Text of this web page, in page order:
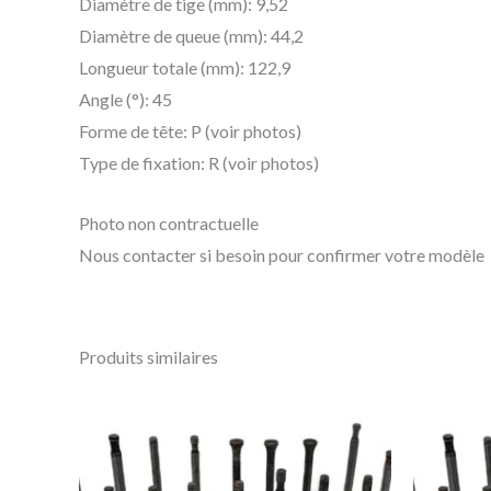
Diamètre de queue (mm): 44,2
Longueur totale (mm): 122,9
Angle (°): 45
Forme de tête: P (voir photos)
Type de fixation: R (voir photos)
Photo non contractuelle
Nous contacter si besoin pour confirmer votre modèle
Produits similaires
produit